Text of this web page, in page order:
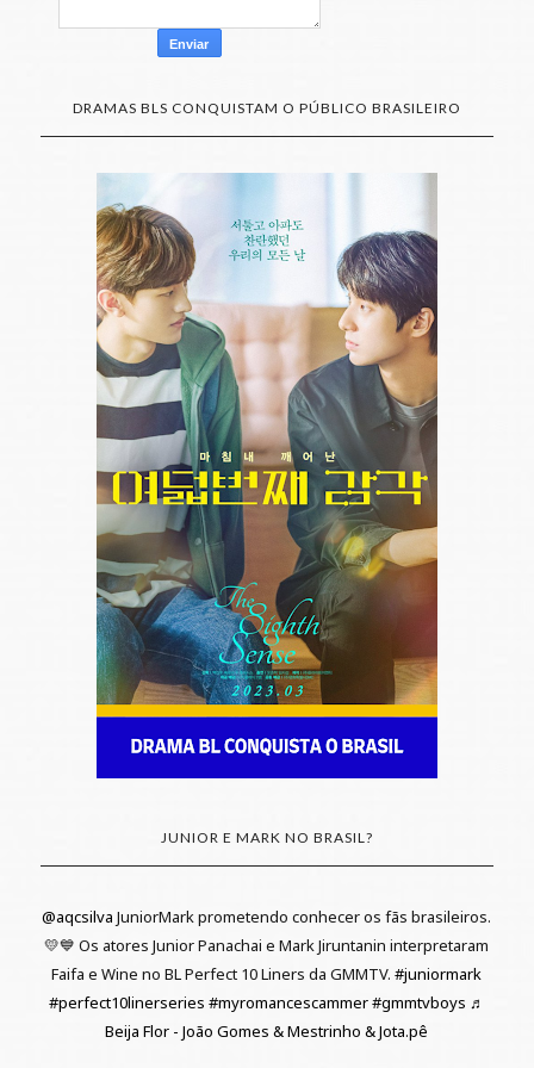
DRAMAS BLS CONQUISTAM O PÚBLICO BRASILEIRO
JUNIOR E MARK NO BRASIL?
@aqcsilva JuniorMark prometendo conhecer os fãs brasileiros.
💛💙 Os atores Junior Panachai e Mark Jiruntanin interpretaram
Faifa e Wine no BL Perfect 10 Liners da GMMTV.#juniormark
#perfect10linerseries #myromancescammer#gmmtvboys ♬
Beija Flor - João Gomes & Mestrinho & Jota.pê